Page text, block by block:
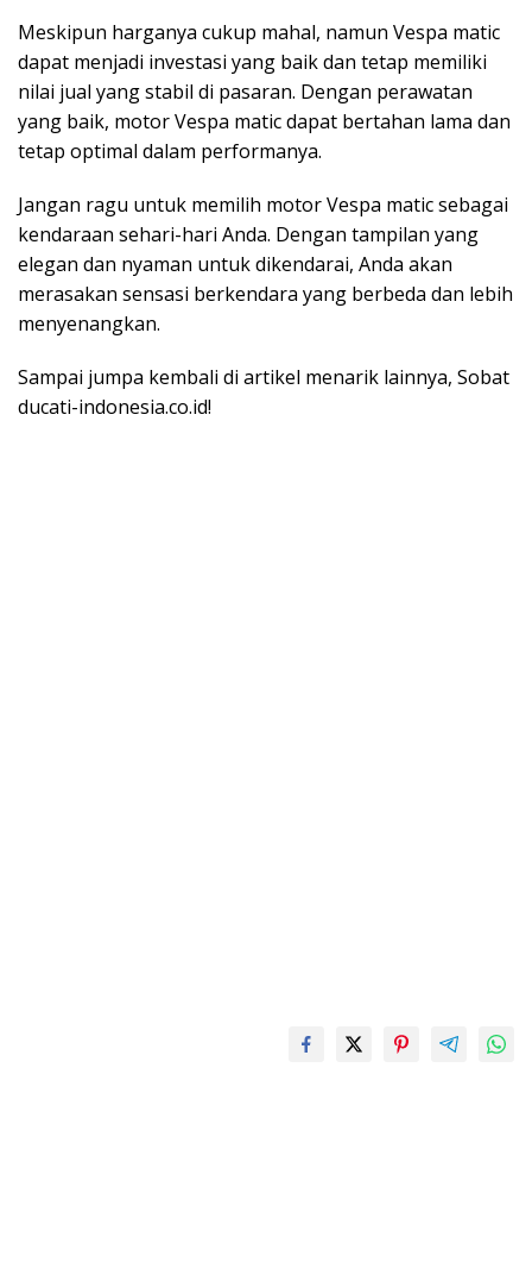
Meskipun harganya cukup mahal, namun Vespa matic
dapat menjadi investasi yang baik dan tetap memiliki
nilai jual yang stabil di pasaran. Dengan perawatan
yang baik, motor Vespa matic dapat bertahan lama dan
tetap optimal dalam performanya.
Jangan ragu untuk memilih motor Vespa matic sebagai
kendaraan sehari-hari Anda. Dengan tampilan yang
elegan dan nyaman untuk dikendarai, Anda akan
merasakan sensasi berkendara yang berbeda dan lebih
menyenangkan.
Sampai jumpa kembali di artikel menarik lainnya, Sobat
ducati-indonesia.co.id!